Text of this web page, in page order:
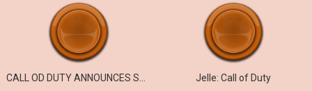
Jelle: Call of Duty